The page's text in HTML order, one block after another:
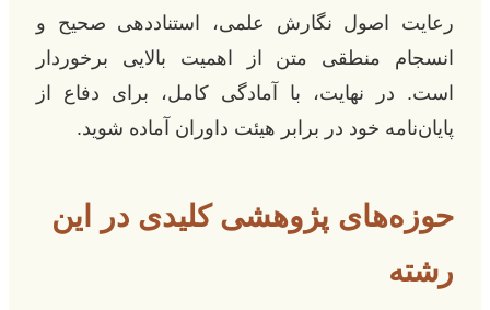
رعایت اصول نگارش علمی، استناددهی صحیح و
انسجام منطقی متن از اهمیت بالایی برخوردار
است. در نهایت، با آمادگی کامل، برای دفاع از
پایان‌نامه خود در برابر هیئت داوران آماده شوید.
حوزه‌های پژوهشی کلیدی در این
رشته